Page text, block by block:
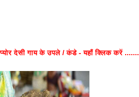
प्योर देसी गाय के उपले / कंडे - यहाँ क्लिक करें .......